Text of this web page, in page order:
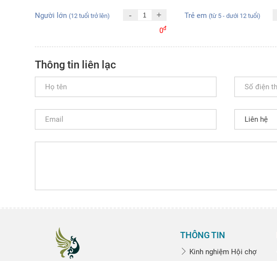
Người lớn (12 tuổi trở lên) - +
0đ
Trẻ em (từ 5 - dưới 12 tuổi)
Thông tin liên lạc
THÔNG TIN
Kinh nghiệm Hội chợ